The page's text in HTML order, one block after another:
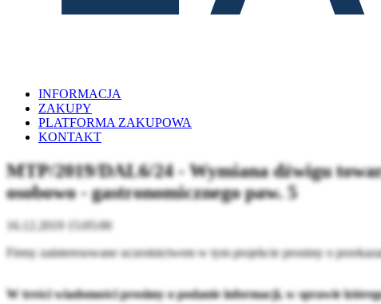
INFORMACJA
ZAKUPY
PLATFORMA ZAKUPOWA
KONTAKT
MTP/2019/DAL6/24 - Wymiana dźwigu
osobowo - gastronomicznego paw. 5
16.12.2019 15:05:00
Firmy zainteresowane uczestnictwem w tym projekcie prosimy o
W treści wiadomości prosimy o podanie informacji, w sprawie